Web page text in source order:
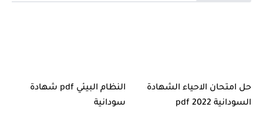
حل امتحان الاحياء الشهادة
السودانية 2022 pdf
النظام البيئي pdf شهادة
سودانية